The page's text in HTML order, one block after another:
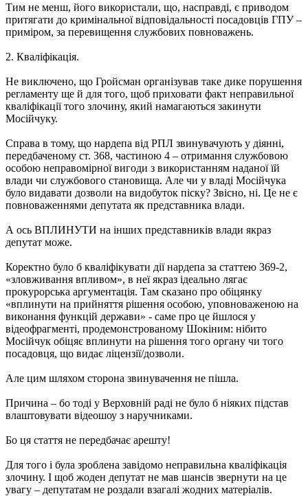
Тим не менш, його використали, що, насправді, є приводом
притягати до кримінальної відповідальності посадовців ГПУ –
приміром, за перевищення службових повноважень.
2. Кваліфікація.
Не виключено, що Гройсман організував таке дике порушення
регламенту ще й для того, щоб приховати факт неправильної
кваліфікації того злочину, який намагаються закинути
Мосійчуку.
Справа в тому, що нардепа від РПЛ звинувачують у діянні,
передбаченому ст. 368, частиною 4 – отримання службовою
особою неправомірної вигоди з використанням наданої їй
влади чи службового становища. Але чи у владі Мосійчука
було видавати дозволи на видобуток піску? Звісно, ні. Це не є
повноваженнями депутата як представника влади.
А ось ВПЛИНУТИ на інших представників влади якраз
депутат може.
Коректно було б кваліфікувати дії нардепа за статтею 369-2,
«зловживання впливом», в неї якраз ідеально лягає
прокурорська аргументація. Там сказано про обіцянку
«вплинути на прийняття рішення особою, уповноваженою на
виконання функцій держави» - саме про це йшлося у
відеофрагменті, продемонстрованому Шокіним: нібито
Мосійчук обіцяє вплинути на рішення того органу чи того
посадовця, що видає ліцензії/дозволи.
Але цим шляхом сторона звинувачення не пішла.
Причина – бо тоді у Верховній раді не було б ніяких підстав
влаштовувати відеошоу з наручниками.
Бо ця стаття не передбачає арешту!
Для того і була зроблена завідомо неправильна кваліфікація
злочину. І щоб жоден депутат не мав шансів звернути на це
увагу – депутатам не роздали взагалі жодних матеріалів.